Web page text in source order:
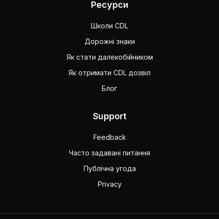
Ресурси
Школи CDL
Дорожні знаки
Як стати далекобійником
Як отримати CDL дозвіл
Блог
Support
Feedback
Часто задавані питання
Публічна угода
Privacy